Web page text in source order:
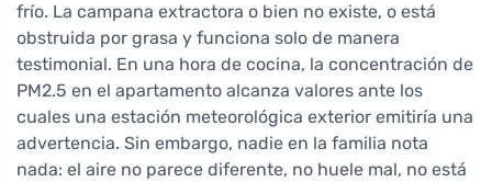
frío. La campana extractora o bien no existe, o está
obstruida por grasa y funciona solo de manera
testimonial. En una hora de cocina, la concentración de
PM2.5 en el apartamento alcanza valores ante los
cuales una estación meteorológica exterior emitiría una
advertencia. Sin embargo, nadie en la familia nota
nada: el aire no parece diferente, no huele mal, no está